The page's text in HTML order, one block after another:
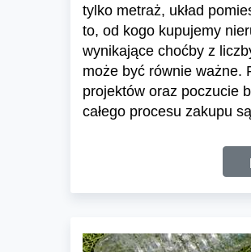
tylko metraż, układ
to, od kogo kupujemy
wynikające choćby z
może być równie ważne.
projektów oraz poczucie
całego procesu zakupu